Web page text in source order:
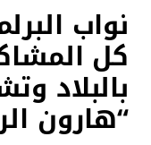
نواب
كل
بالبلاد
“هارون